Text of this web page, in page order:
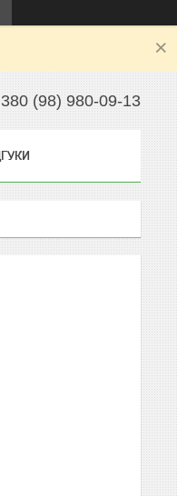
(98) 980-09-13